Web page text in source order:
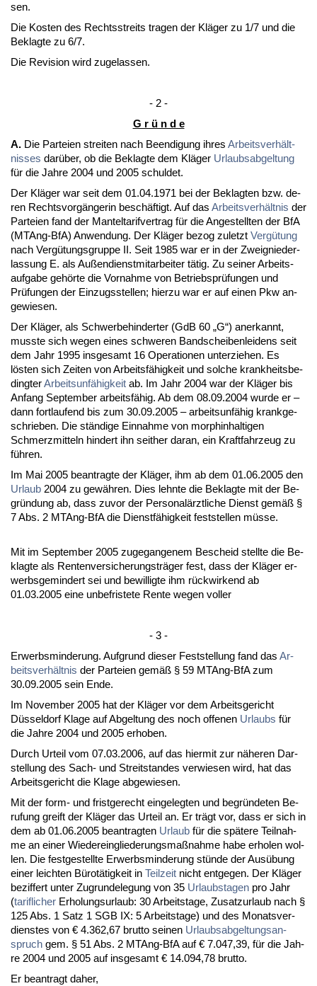
sen.
Die Kos­ten des Rechts­streits tra­gen der Kläger zu 1/7 und die
Be­klag­te zu 6/7.
Die Re­vi­si­on wird zu­ge­las­sen.
- 2 -
G r ü n d e
A. Die Par­tei­en strei­ten nach Be­en­di­gung ih­res Ar­beits­verhält­
nis­ses darüber, ob die Be­klag­te dem Kläger Ur­laubs­ab­gel­tung
für die Jah­re 2004 und 2005 schul­det.
Der Kläger war seit dem 01.04.1971 bei der Be­klag­ten bzw. de­
ren Rechts­vorgänge­rin beschäftigt. Auf das Ar­beits­verhält­nis der
Par­tei­en fand der Man­tel­ta­rif­ver­trag für die An­ge­stell­ten der BfA
(MTAng-BfA) An­wen­dung. Der Kläger be­zog zu­letzt Vergütung
nach Vergütungs­grup­pe II. Seit 1985 war er in der Zweig­nie­der­
las­sung E. als Außen­dienst­mit­ar­bei­ter tätig. Zu sei­ner Ar­beits­
auf­ga­be gehörte die Vor­nah­me von Be­triebs­prüfun­gen und
Prüfun­gen der Ein­zugs­stel­len; hier­zu war er auf ei­nen Pkw an­
ge­wie­sen.
Der Kläger, als Schwer­be­hin­der­ter (GdB 60 „G“) an­er­kannt,
muss­te sich we­gen ei­nes schwe­ren Band­schei­ben­lei­dens seit
dem Jahr 1995 ins­ge­samt 16 Ope­ra­tio­nen un­ter­zie­hen. Es
lösten sich Zei­ten von Ar­beitsfähig­keit und sol­che krank­heits­be­
ding­terAr­beits­unfähig­keit ab. Im Jahr 2004 war der Kläger bis
An­fang Sep­tem­ber ar­beitsfähig. Ab dem 08.09.2004 wur­de er –
dann fort­lau­fend bis zum 30.09.2005 – ar­beits­unfähig krank­ge­
schrie­ben. Die ständi­ge Ein­nah­me von mor­ph­in­hal­ti­gen
Schmerz­mit­teln hin­dert ihn seit­her dar­an, ein Kraft­fahr­zeug zu
führen.
Im Mai 2005 be­an­trag­te der Kläger, ihm ab dem 01.06.2005 den
Ur­laub 2004 zu gewähren. Dies lehn­te die Be­klag­te mit der Be­
gründung ab, dass zu­vor der Per­so­nalärzt­li­che Dienst gemäß §
7 Abs. 2 MTAng-BfA die Dienstfähig­keit fest­stel­len müsse.
Mit im Sep­tem­ber 2005 zu­ge­gan­ge­nem Be­scheid stell­te die Be­
klag­te als Ren­ten­ver­si­che­rungs­träger fest, dass der Kläger er­
werbs­ge­min­dert sei und be­wil­lig­te ihm rück­wir­kend ab
01.03.2005 ei­ne un­be­fris­te­te Ren­te we­gen vol­ler
- 3 -
Er­werbs­min­de­rung. Auf­grund die­ser Fest­stel­lung fand das Ar­
beits­verhält­nis der Par­tei­en gemäß § 59 MTAng-BfA zum
30.09.2005 sein En­de.
Im No­vem­ber 2005 hat der Kläger vor dem Ar­beits­ge­richt
Düssel­dorf Kla­ge auf Ab­gel­tung des noch of­fe­nen Ur­laubs für
die Jah­re 2004 und 2005 er­ho­ben.
Durch Ur­teil vom 07.03.2006, auf das hier­mit zur nähe­ren Dar­
stel­lung des Sach- und Streit­stan­des ver­wie­sen wird, hat das
Ar­beits­ge­richt die Kla­ge ab­ge­wie­sen.
Mit der form- und frist­ge­recht ein­ge­leg­ten und be­gründe­ten Be­
ru­fung greift der Kläger das Ur­teil an. Er trägt vor, dass er sich in
dem ab 01.06.2005 be­an­trag­ten Ur­laub für die späte­re Teil­nah­
me an ei­ner Wie­der­ein­glie­de­rungs­maßnah­me ha­be er­ho­len wol­
len. Die fest­ge­stell­te Er­werbs­min­de­rung stünde der Ausübung
ei­ner leich­ten Bürotätig­keit in Teil­zeit nicht ent­ge­gen. Der Kläger
be­zif­fert un­ter Zu­grun­de­le­gung von 35 Ur­laubs­ta­gen pro Jahr
(ta­rif­li­cher Er­ho­lungs­ur­laub: 30 Ar­beits­ta­ge, Zu­satz­ur­laub nach §
125 Abs. 1 Satz 1 SGB IX: 5 Ar­beits­ta­ge) und des Mo­nats­ver­
diens­tes von € 4.362,67 brut­to sei­nen Ur­laubs­ab­gel­tungs­an­
spruch gem. § 51 Abs. 2 MTAng-BfA auf € 7.047,39, für die Jah­
re 2004 und 2005 auf ins­ge­samt € 14.094,78 brut­to.
Er be­an­tragt da­her,